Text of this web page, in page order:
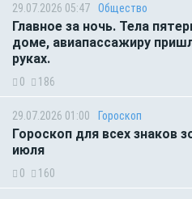
29.07.2026 05:47 Общество
Главное за ночь. Тела
доме, авиапассажиру
руках.
0 186
29.07.2026 01:00 Гороскоп
Гороскоп для всех знаков
июля
0 160